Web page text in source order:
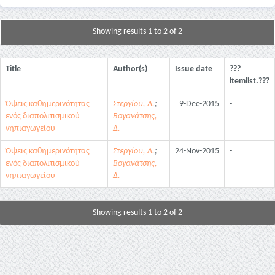
Showing results 1 to 2 of 2
Title Author(s) Issue date
???
itemlist.???
Όψεις καθημερινότητας
ενός διαπολιτισμικού
νηπιαγωγείου
Στεργίου, Λ.;
Βογανάτσης,
Δ.
9-Dec-2015 -
Όψεις καθημερινότητας
ενός διαπολιτισμικού
νηπιαγωγείου
Στεργίου, Α.;
Βογανάτσης,
Δ.
24-Nov-2015 -
Showing results 1 to 2 of 2